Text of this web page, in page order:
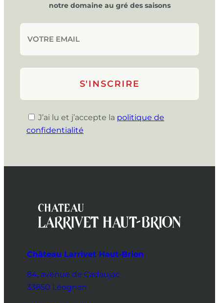
notre domaine au gré des saisons
J’ai lu et j’accepte la politique de
confidentialité
Château Larrivet Haut-Brion
84, avenue de Cadaujac
33850 Léognan